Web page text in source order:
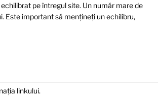
pe întregul site. Un număr mare de
Este important să mențineți un echilibru,
linkului.